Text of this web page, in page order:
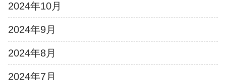
2024年10月
2024年9月
2024年8月
2024年7月